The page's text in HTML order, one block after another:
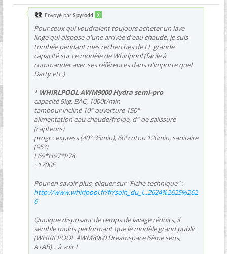
Envoyé par Spyro44
Pour ceux qui voudraient toujours acheter un lave
linge qui dispose d'une arrivée d'eau chaude, je suis
tombée pendant mes recherches de LL grande
capacité sur ce modèle de Whirlpool (facile à
commander avec ses références dans n'importe quel
Darty etc.)
*WHIRLPOOL AWM9000 Hydra semi-pro
capacité 9kg, BAC, 1000t/min
tambour incliné 10° ouverture 150°
alimentation eau chaude/froide, d° de salissure
(capteurs)
progr : express (40° 35min), 60°coton 120min, sanitaire
(95°)
L69*H97*P78
~1700E
Pour en savoir plus, cliquer sur "Fiche technique" :
http://www.whirlpool.fr/fr/soin_du_l...2624%2625%262
6
Quoique disposant de temps de lavage réduits, il
semble moins performant que le modèle grand public
(WHIRLPOOL AWM8900 Dreamspace 6ème sens,
A+AB)... à voir !